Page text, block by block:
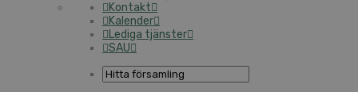
Kontakt
Kalender
Lediga tjänster
SAU